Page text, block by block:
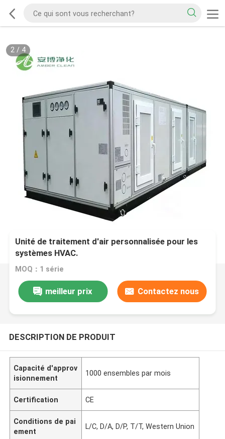
2/ 4
Unité de traitement d'air personnalisée pour les
systèmes HVAC.
MOQ：1 série
meilleur prix Contactez nous
DESCRIPTION DE PRODUIT
Capacité d'approv
isionnement
1000 ensembles par mois
Certification CE
Conditions de pai
ement
L/C, D/A, D/P, T/T, Western Union